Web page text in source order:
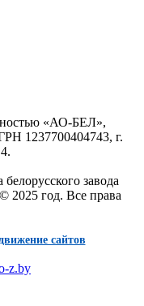
«АО-БЕЛ»,
1237700404743, г.
завода
2025 год. Все права
сайтов
z.by